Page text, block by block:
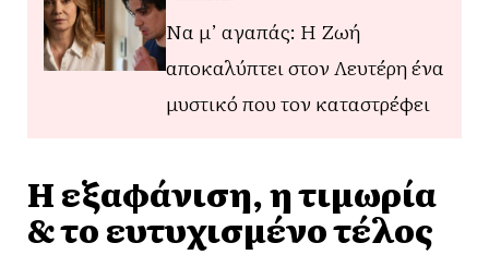
Να μ’ αγαπάς: Η Ζωή
αποκαλύπτει στον Λευτέρη ένα
μυστικό που τον καταστρέφει
Η εξαφάνιση, η τιμωρία
& το ευτυχισμένο τέλος